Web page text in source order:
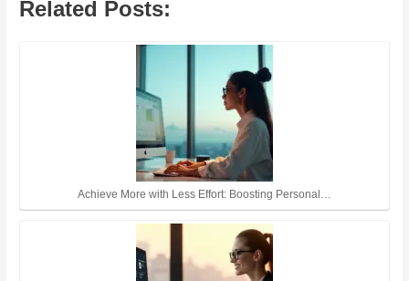
Related Posts:
Achieve More with Less Effort: Boosting Personal…